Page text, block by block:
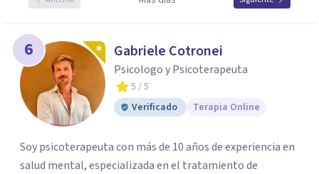
6 Gabriele Cotronei
Psicologo y Psicoterapeuta
5 / 5
Verificado
Terapia Online
Soy psicoterapeuta con más de 10 años de experiencia en
salud mental, especializada en el tratamiento de